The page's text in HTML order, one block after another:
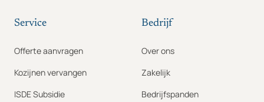
Service
Offerte aanvragen
Kozijnen vervangen
ISDE Subsidie
Bedrijf
Over ons
Zakelijk
Bedrijfspanden